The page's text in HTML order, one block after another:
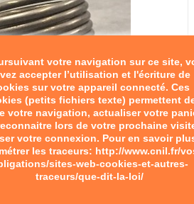
votre navigation sur ce site,
accepter l’utilisation et l'écriture de
sur votre appareil connecté. Ces
(petits fichiers texte) permettent
votre navigation, actualiser votre
lors de votre prochaine
votre connexion. Pour en savoir
les traceurs: http://www.cnil.fr/
sites-web-cookies-et-autres-
traceurs/que-dit-la-loi/